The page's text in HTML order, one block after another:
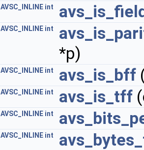
AVSC_INLINE int
AVSC_INLINE int
*p)
AVSC_INLINE int avs_is_bff
AVSC_INLINE int avs_is_tff
AVSC_INLINE int
AVSC_INLINE int